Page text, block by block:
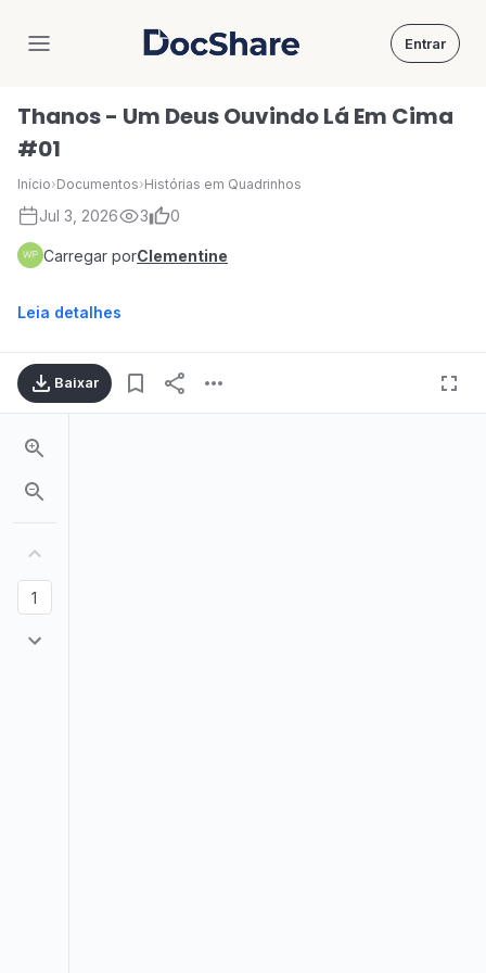
DocShare Entrar
Thanos - Um Deus Ouvindo Lá Em Cima
#01
Início›Documentos›Histórias em Quadrinhos
Jul 3, 2026 3 0
Carregar porClementine
Leia detalhes
Baixar